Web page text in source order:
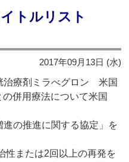
イトルリスト
2017年09月13日 (水)
治療剤ミラべグロン 米国
併用療法について米国
進の推進に関する協定」を
性または2回以上の再発を